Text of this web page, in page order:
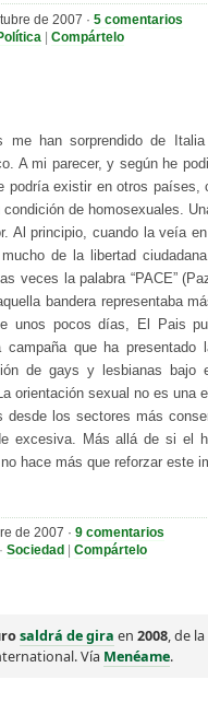
de 2007 · 5 comentarios
| Compártelo
me han sorprendido de
A mi parecer, y según he
podría existir en otros países,
de homosexuales.
Al principio, cuando la veía
de la libertad
veces la palabra “PACE”
bandera representaba
unos pocos días, El Pais
que ha presentado
de gays y lesbianas bajo
orientación sexual no es una
desde los sectores más
excesiva. Más allá de si el
hace más que reforzar este
de 2007 · 9 comentarios
· Sociedad Compártelo
saldrá de gira en 2008 , de
Vía Menéame.